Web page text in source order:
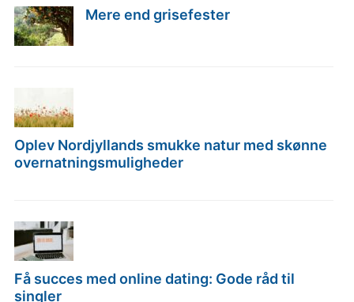
Mere end grisefester
Oplev Nordjyllands smukke natur med skønne
overnatningsmuligheder
Få succes med online dating: Gode råd til
singler